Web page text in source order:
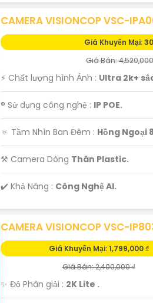
CAMERA VISIONCOP VSC-
Giá Khuyến Mại:
Giá Bán:
️⚡ Chất lượng hình Ảnh : Ultra 2k+
®️ Sử dụng công nghệ : IP POE.
🔅 Tầm Nhìn Ban Đêm : Hồng Ngoại
⚒ Camera Dòng Thân Plastic.
️✔️ Khả Năng : Công Nghệ AI.
CAMERA VISIONCOP VSC-
Giá Khuyến Mại: 1,799,000 ₫
Giá Bán: 2,400,000 ₫
✨ Độ Phân giải : 2K Lite .